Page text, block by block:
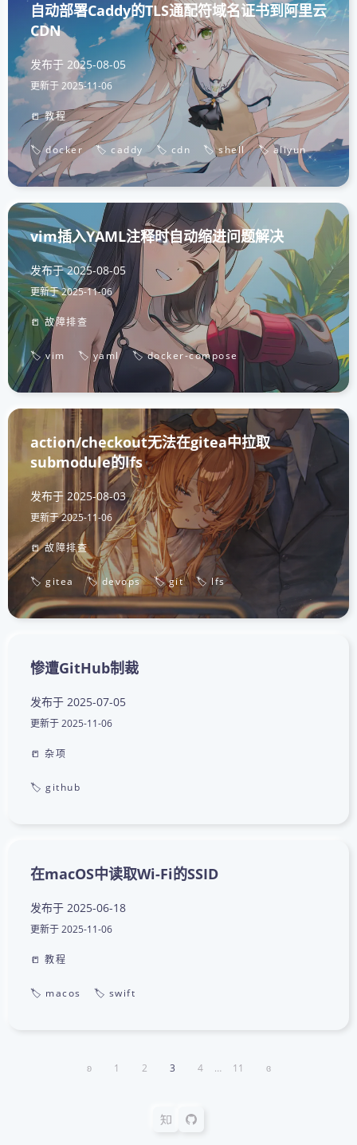
自动部署Caddy的TLS通配符域名证书到阿里云
CDN
发布于 2025-08-05
更新于2025-11-06
📒 教程
🏷️ docker 🏷️ caddy 🏷️ cdn 🏷️ shell 🏷️ aliyun
vim插入YAML注释时自动缩进问题解决
发布于 2025-08-05
更新于2025-11-06
📒 故障排查
🏷️ vim 🏷️ yaml 🏷️ docker-compose
action/checkout无法在gitea中拉取
submodule的lfs
发布于 2025-08-03
更新于2025-11-06
📒 故障排查
🏷️ gitea 🏷️ devops 🏷️ git 🏷️ lfs
惨遭GitHub制裁
发布于 2025-07-05
更新于2025-11-06
📒 杂项
🏷️ github
在macOS中读取Wi-Fi的SSID
发布于 2025-06-18
更新于2025-11-06
📒 教程
🏷️ macos 🏷️ swift
ʚ 1 2 3 4 … 11 ɞ